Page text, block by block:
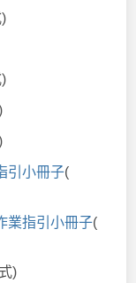
引小冊子(
業指引小冊子(
)